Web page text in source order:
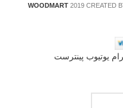
WOODMART 2019 CREATED
یوتیوب پینترست